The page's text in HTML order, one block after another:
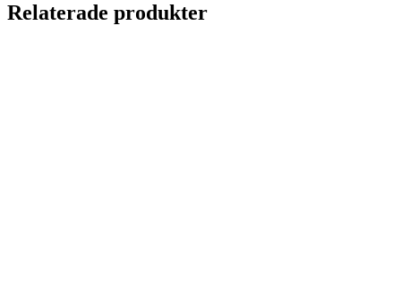
Relaterade produkter